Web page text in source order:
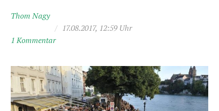
Thom Nagy
/ 17.08.2017, 12:59 Uhr
1 Kommentar